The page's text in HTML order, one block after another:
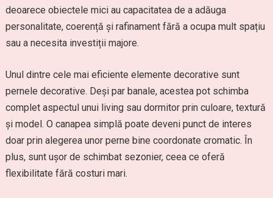
deoarece obiectele mici au capacitatea de a adăuga
personalitate, coerență și rafinament fără a ocupa mult spațiu
sau a necesita investiții majore.
Unul dintre cele mai eficiente elemente decorative sunt
pernele decorative. Deși par banale, acestea pot schimba
complet aspectul unui living sau dormitor prin culoare, textură
și model. O canapea simplă poate deveni punct de interes
doar prin alegerea unor perne bine coordonate cromatic. În
plus, sunt ușor de schimbat sezonier, ceea ce oferă
flexibilitate fără costuri mari.